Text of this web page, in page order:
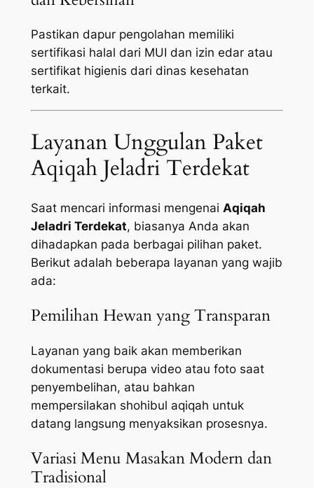
Pastikan dapur pengolahan memiliki
sertifikasi halal dari MUI dan izin edar atau
sertifikat higienis dari dinas kesehatan
terkait.
Layanan Unggulan Paket
Aqiqah Jeladri Terdekat
Saat mencari informasi mengenai Aqiqah
Jeladri Terdekat, biasanya Anda akan
dihadapkan pada berbagai pilihan paket.
Berikut adalah beberapa layanan yang wajib
ada:
Pemilihan Hewan yang Transparan
Layanan yang baik akan memberikan
dokumentasi berupa video atau foto saat
penyembelihan, atau bahkan
mempersilakan shohibul aqiqah untuk
datang langsung menyaksikan prosesnya.
Variasi Menu Masakan Modern dan
Tradisional